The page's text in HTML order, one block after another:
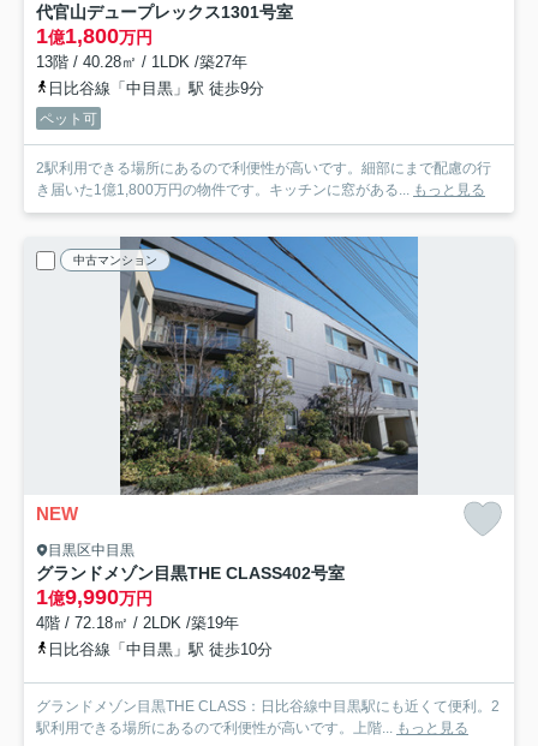
代官山デュープレックス1301号室
1億1,800万円
13階 / 40.28㎡ / 1LDK /築27年
日比谷線「中目黒」駅 徒歩9分
ペット可
2駅利用できる場所にあるので利便性が高いです。細部にまで配慮の行
き届いた1億1,800万円の物件です。キッチンに窓がある... もっと見る
中古マンション
NEW
目黒区中目黒
グランドメゾン目黒THE CLASS402号室
1億9,990万円
4階 / 72.18㎡ / 2LDK /築19年
日比谷線「中目黒」駅 徒歩10分
グランドメゾン目黒THE CLASS：日比谷線中目黒駅にも近くて便利。2
駅利用できる場所にあるので利便性が高いです。上階... もっと見る